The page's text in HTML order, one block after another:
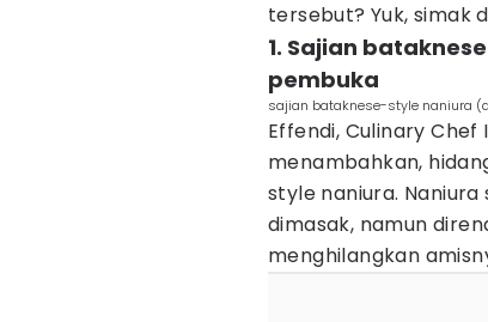
tersebut? Yuk, simak
1. Sajian
pembuka
sajian bataknese-style naniura
Effendi, Culinary
menambahkan,
style naniura.
dimasak, namun
menghilangkan